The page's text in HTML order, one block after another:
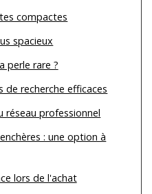
compactes
spacieux
perle rare ?
de recherche efficaces
réseau professionnel
: une option à
lors de l'achat